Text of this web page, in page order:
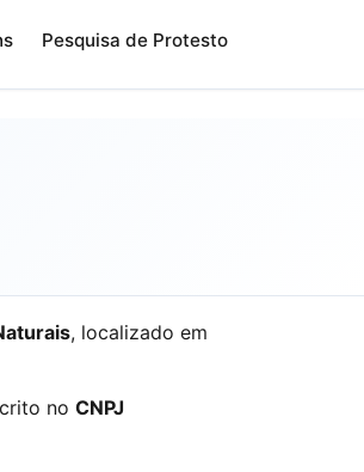
Pesquisa de Protesto
, localizado em
no CNPJ